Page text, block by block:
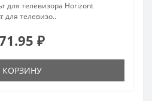
для телевизора Horizont
для телевизо..
₽
КОРЗИНУ